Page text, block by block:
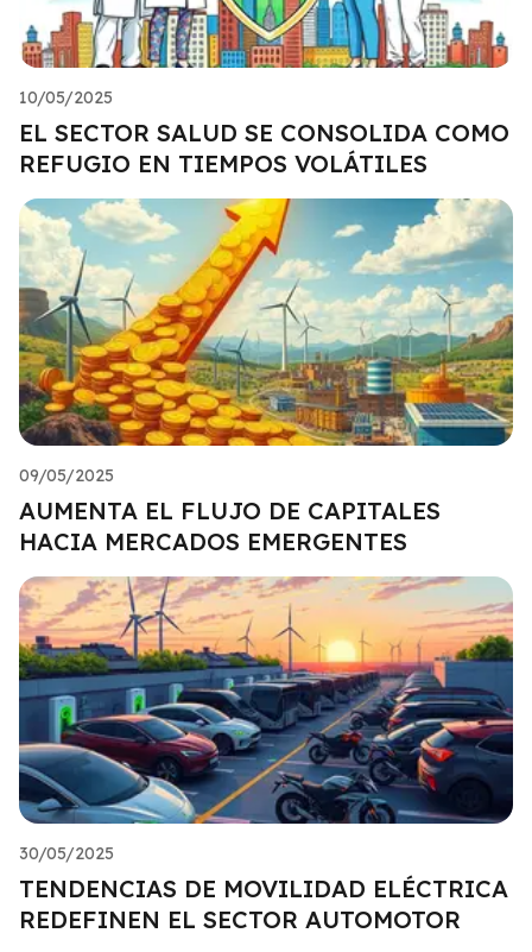
10/05/2025
EL SECTOR SALUD SE CONSOLIDA COMO
REFUGIO EN TIEMPOS VOLÁTILES
09/05/2025
AUMENTA EL FLUJO DE CAPITALES
HACIA MERCADOS EMERGENTES
30/05/2025
TENDENCIAS DE MOVILIDAD ELÉCTRICA
REDEFINEN EL SECTOR AUTOMOTOR